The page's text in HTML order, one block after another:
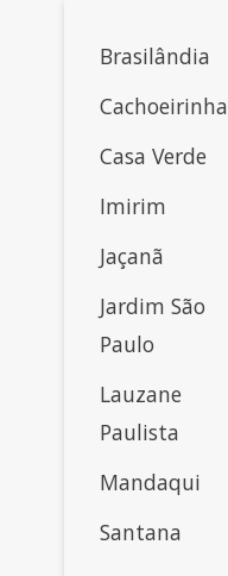
Brasilândia
Cachoeirinha
Casa Verde
Imirim
Jaçanã
Jardim São
Paulo
Lauzane
Paulista
Mandaqui
Santana